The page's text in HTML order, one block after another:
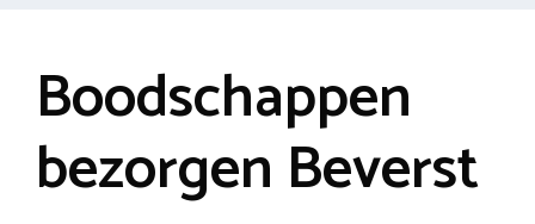
Boodschappen
bezorgen Beverst